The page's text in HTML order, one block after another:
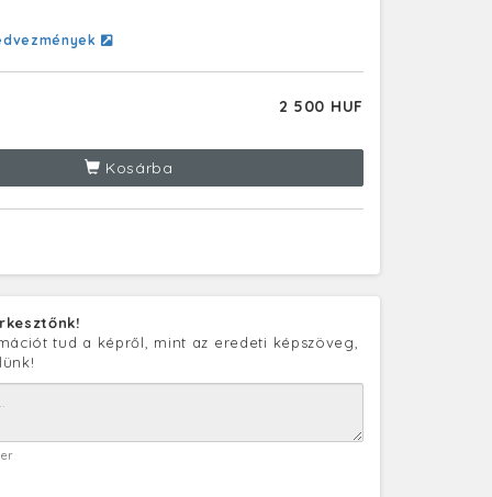
2 500 HUF
Kosárba
tud a képről, mint az eredeti képszöveg,